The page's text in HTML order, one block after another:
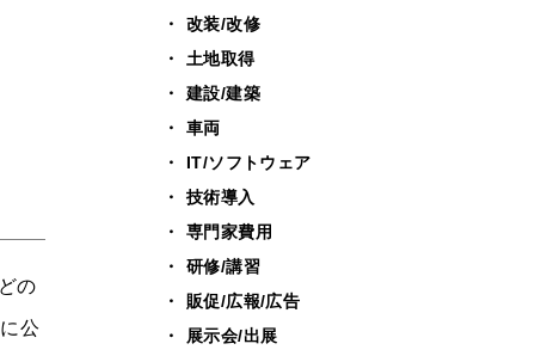
改装/改修
土地取得
建設/建築
車両
IT/ソフトウェア
技術導入
専門家費用
研修/講習
販促/広報/広告
展示会/出展
の
公